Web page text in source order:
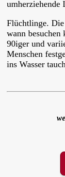
umherziehende
Flüchtlinge. Die
wann
90iger und
Menschen
ins Wasser